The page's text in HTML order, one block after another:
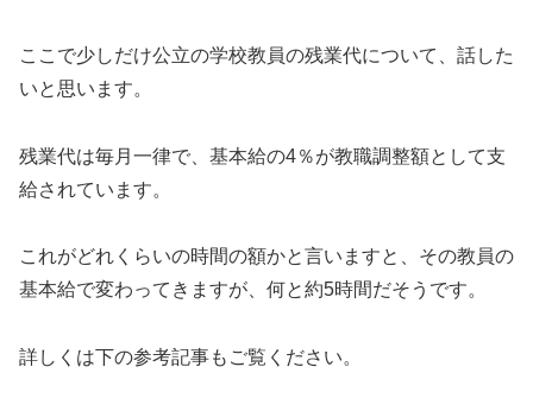
ここで少しだけ公立の学校教員の残業代について、話した
いと思います。
残業代は毎月一律で、基本給の4％が教職調整額として支
給されています。
これがどれくらいの時間の額かと言いますと、その教員の
基本給で変わってきますが、何と約5時間だそうです。
詳しくは下の参考記事もご覧ください。